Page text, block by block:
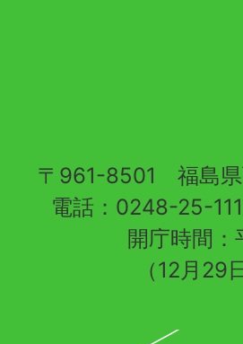
〒961-8501 福島県
電話：0248-25-
開庁時間
（12月